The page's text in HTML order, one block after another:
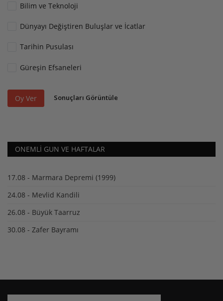
Bilim ve Teknoloji
Dünyayı Değiştiren Buluşlar ve İcatlar
Tarihin Pusulası
Güreşin Efsaneleri
Oy Ver Sonuçları Görüntüle
ONEMLI GUN VE HAFTALAR
17.08 - Marmara Depremi (1999)
24.08 - Mevlid Kandili
26.08 - Büyük Taarruz
30.08 - Zafer Bayramı